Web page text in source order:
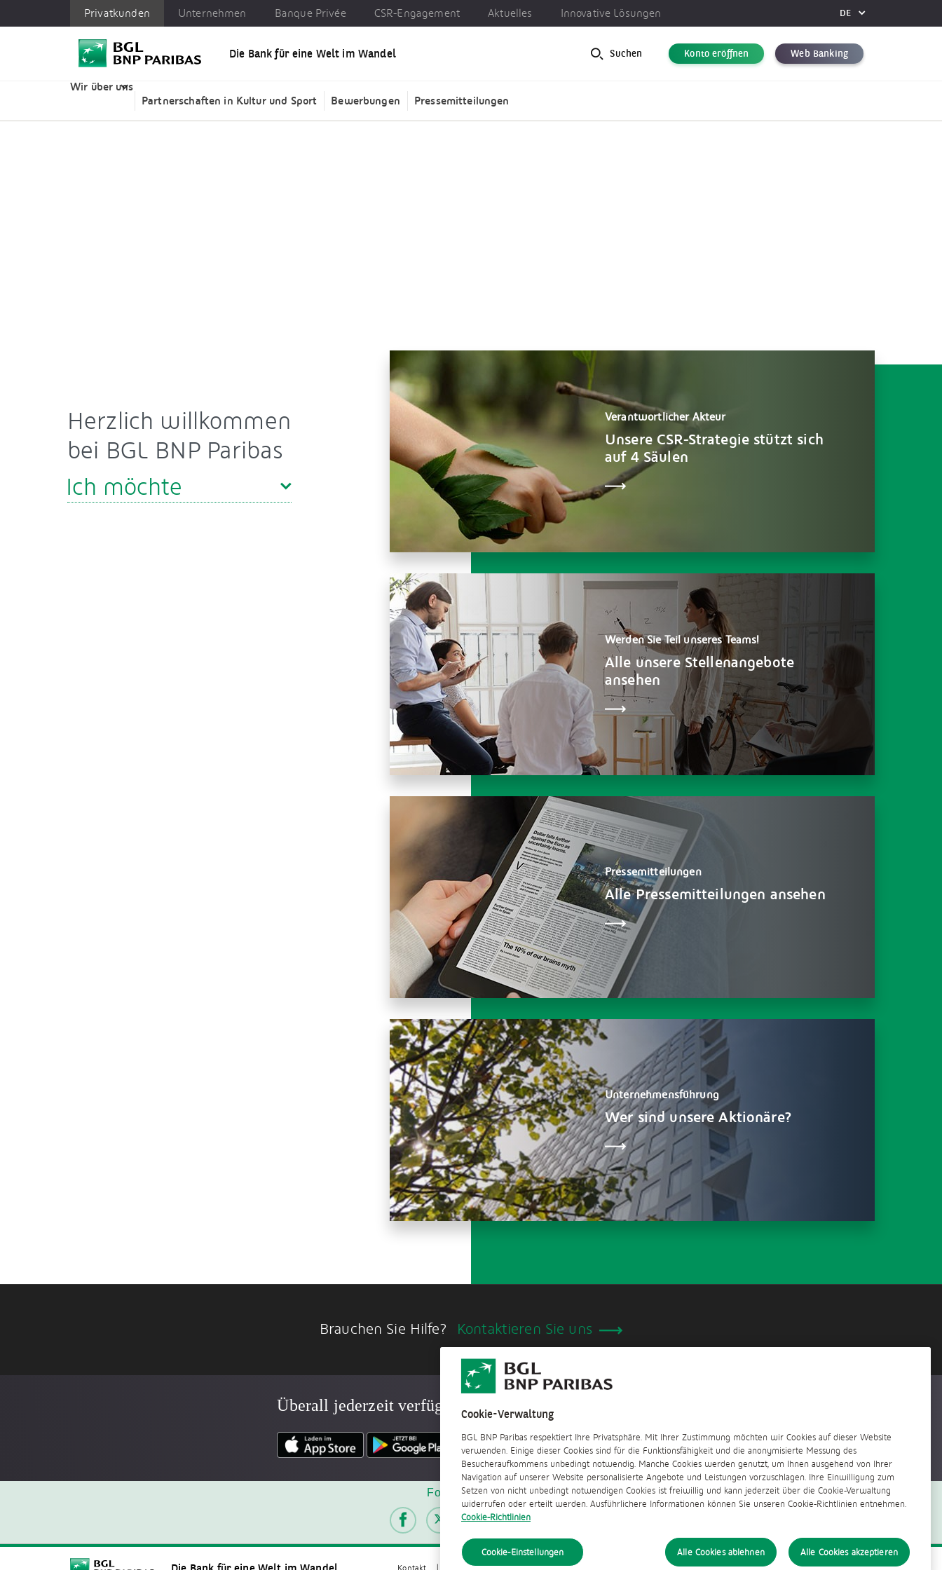
Privatkunden Unternehmen
Privatkunden Unternehmen Banque Privée CSR-Engagement Aktuelles Innovative Lösungen DE
DE
Die Bank für eine Welt im Wandel Suchen Konto eröffnen Web Banking
Wir über uns
Partnerschaften in Kultur und Sport
Bewerbungen Pressemitteilungen
Herzlich willkommen
bei BGL BNP Paribas
Verantwortlicher Akteur
Unsere CSR-Strategie stützt sich
auf 4 Säulen
Werden Sie Teil unseres Teams!
Alle unsere Stellenangebote
ansehen
Pressemitteilungen
Alle Pressemitteilungen ansehen
Unternehmensführung
Wer sind unsere Aktionäre?
Brauchen Sie Hilfe? Kontaktieren Sie uns
Überall jederzeit verfügbar
Folgen Sie uns
Kontakt Offizielle Dokumente Cookies-Richtlinien Cookies verwalten Über uns BGL BNP PARIBAS - 2021
Cookie-Verwaltung
BGL BNP Paribas respektiert Ihre Privatsphäre. Mit Ihrer Zustimmung möchten wir Cookies auf dieser Website
verwenden. Einige dieser Cookies sind für die Funktionsfähigkeit und die anonymisierte Messung des
Besucheraufkommens unbedingt notwendig. Manche Cookies werden genutzt, um Ihnen ausgehend von Ihrer
Navigation auf unserer Website personalisierte Angebote und Leistungen vorzuschlagen. Ihre Einwilligung zum
Setzen von nicht unbedingt notwendigen Cookies ist freiwillig und kann jederzeit über die Cookie-Verwaltung
widerrufen oder erteilt werden. Ausführlichere Informationen können Sie unseren Cookie-Richtlinien entnehmen.
Cookie-Richtlinien
Cookie-Einstellungen Alle Cookies ablehnen Alle Cookies akzeptieren